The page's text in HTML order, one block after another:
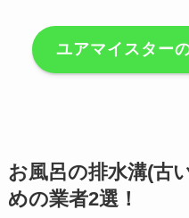
ユアマイスター
お風呂の排水溝(古
めの業者2選！